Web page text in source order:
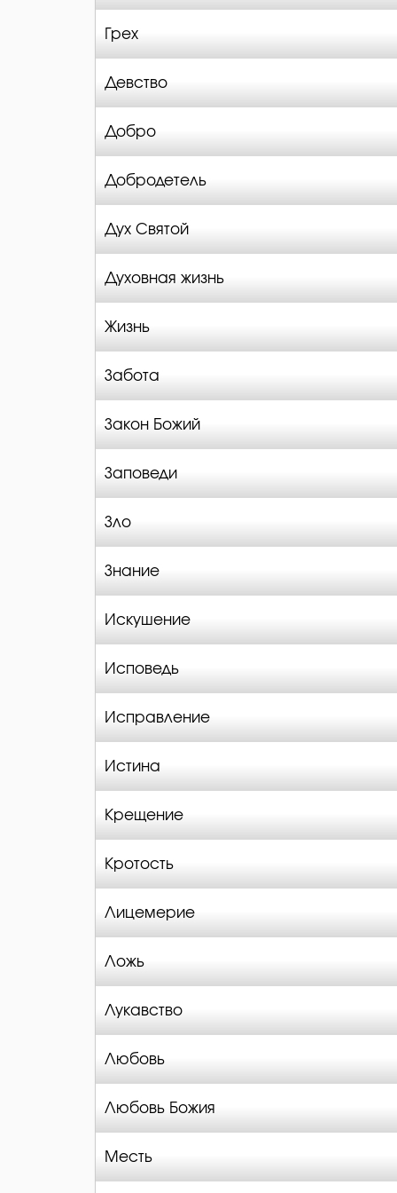
Грех
Девство
Добро
Добродетель
Дух Святой
Духовная жизнь
Жизнь
Забота
Закон Божий
Заповеди
Зло
Знание
Искушение
Исповедь
Исправление
Истина
Крещение
Кротость
Лицемерие
Ложь
Лукавство
Любовь
Любовь Божия
Месть